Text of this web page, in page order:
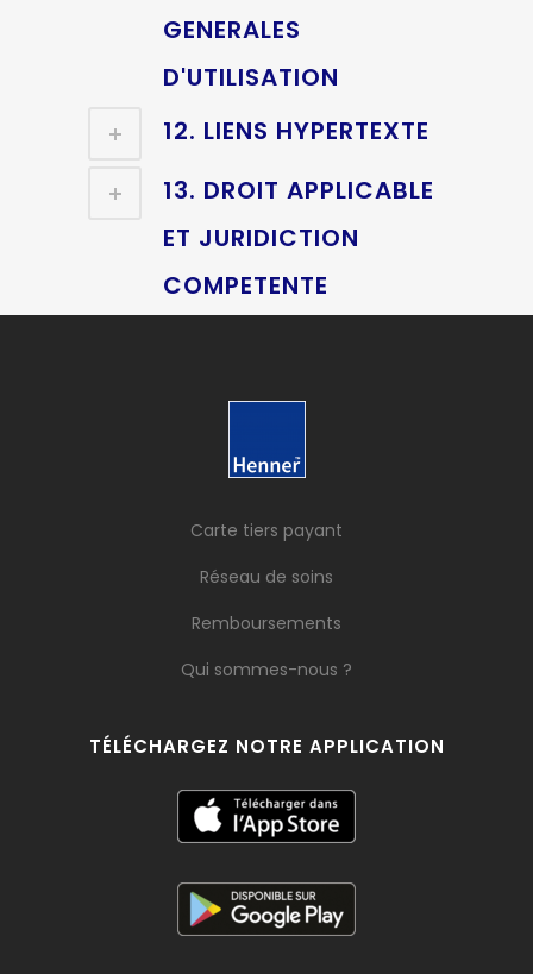
GENERALES
D'UTILISATION
12. LIENS HYPERTEXTE
13. DROIT APPLICABLE
ET JURIDICTION
COMPETENTE
Carte tiers payant
Réseau de soins
Remboursements
Qui sommes-nous ?
TÉLÉCHARGEZ NOTRE APPLICATION